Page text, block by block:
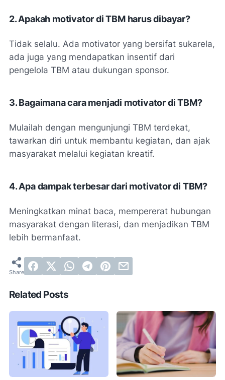
2. Apakah motivator di TBM harus dibayar?
Tidak selalu. Ada motivator yang bersifat sukarela,
ada juga yang mendapatkan insentif dari
pengelola TBM atau dukungan sponsor.
3. Bagaimana cara menjadi motivator di TBM?
Mulailah dengan mengunjungi TBM terdekat,
tawarkan diri untuk membantu kegiatan, dan ajak
masyarakat melalui kegiatan kreatif.
4. Apa dampak terbesar dari motivator di TBM?
Meningkatkan minat baca, mempererat hubungan
masyarakat dengan literasi, dan menjadikan TBM
lebih bermanfaat.
Related Posts